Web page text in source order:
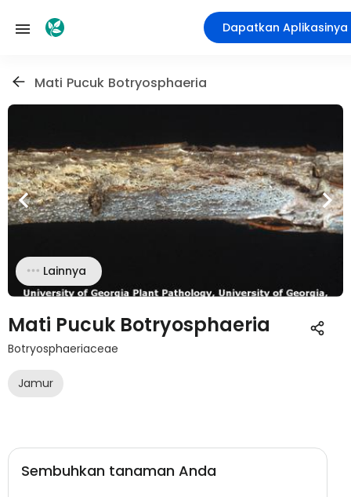
Dapatkan Aplikasinya
Mati Pucuk Botryosphaeria
Lainnya
Mati Pucuk Botryosphaeria
Botryosphaeriaceae
Jamur
Sembuhkan tanaman Anda